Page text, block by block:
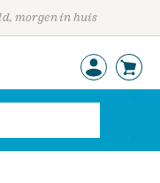
morgen in huis